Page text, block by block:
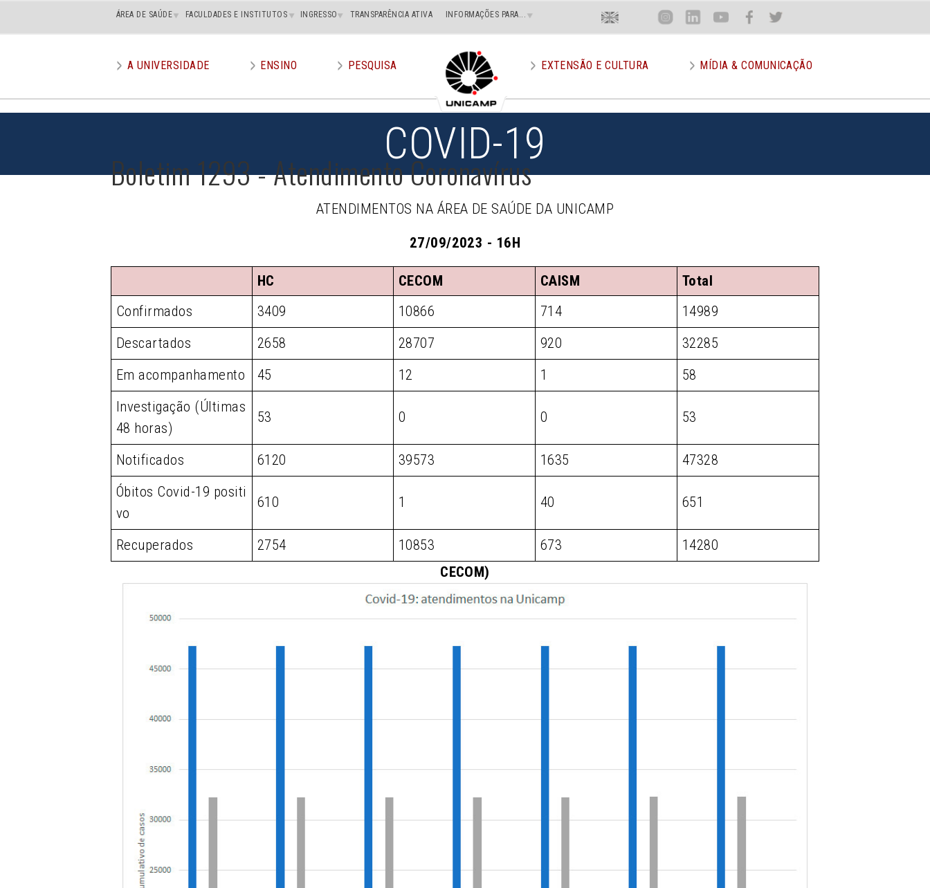
Main
superior
ÁREA DE SAÚDE FACULDADES E INSTITUTOS INGRESSO TRANSPARÊNCIA ATIVA INFORMAÇÕES PARA... Menu
Superior
Direito
En Inst Lin You Face Twit
menu
A UNIVERSIDADE ENSINO PESQUISA EXTENSÃO E CULTURA MÍDIA & COMUNICAÇÃO
COVID-19
Boletim 1293 - Atendimento Coronavírus
ATENDIMENTOS NA ÁREA DE SAÚDE DA UNICAMP
27/09/2023 - 16H
HC CECOM CAISM
Total
Confirmados
3409 10866 714
14989
Descartados
2658 28707 920
32285
Em acompanhamento
45 12 1
58
Investigação (Últimas
48 horas)
53 0 0 53
Notificados 6120 39573 1635
47328
Óbitos Covid-19 positi
vo
610 1 40 651
Recuperados 2754 10853 673
14280
CECOM)